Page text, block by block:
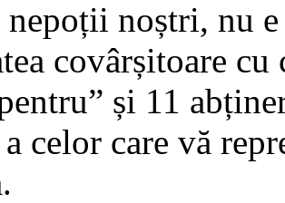
noștri, nu
covârșitoare cu
și 11
celor care vă